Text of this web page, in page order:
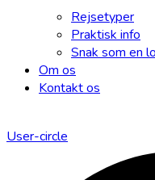
Rejsetyper
Praktisk info
Snak som en
Om os
Kontakt os
User-circle